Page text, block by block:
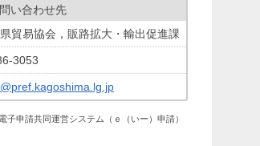
い合わせ先
貿易協会，販路拡大・輸出促進課
3053
子申請共同運営システム（ｅ（いー）申請）